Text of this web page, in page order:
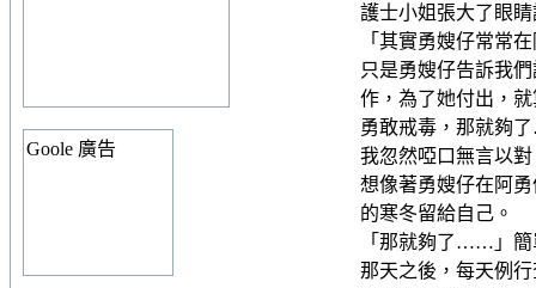
Goole 廣告
護士小姐張大了眼
「其實勇嫂仔常常
只是勇嫂仔告訴我
作，為了她付出，
勇敢戒毒，那就夠
我忽然啞口無言以對
想像著勇嫂仔在阿
的寒冬留給自己。
「那就夠了……」
那天之後，每天例